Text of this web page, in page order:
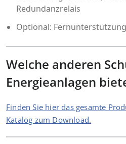
Redundanzrelais
Optional:
Welche anderen
Energieanlagen
Finden Sie hier das gesamte
Katalog zum Download.